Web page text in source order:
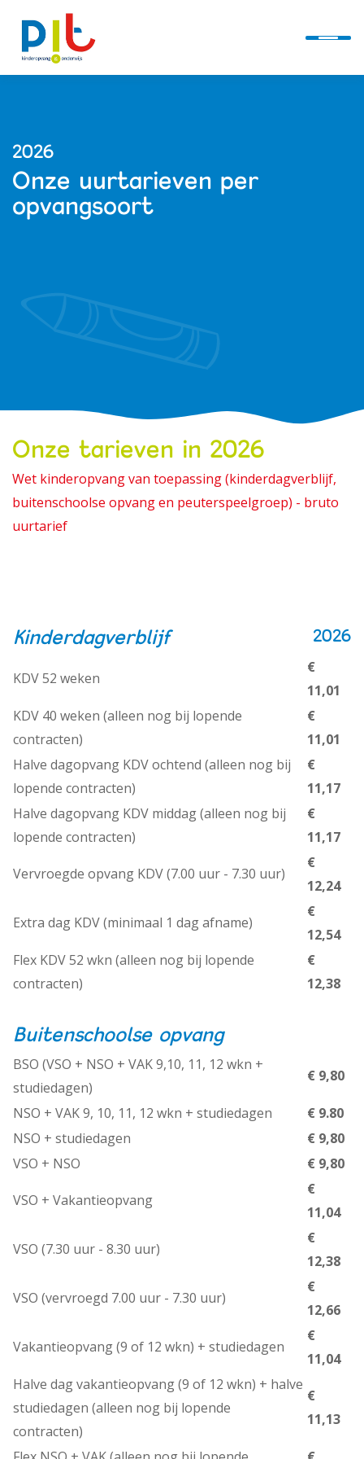
Alles over PIT
Actueel
Werken bij PIT
2026
Onze uurtarieven per
opvangsoort
Onze tarieven in 2026
Wet kinderopvang van toepassing (kinderdagverblijf,
buitenschoolse opvang en peuterspeelgroep) - bruto
uurtarief
Kinderdagverblijf 2026
KDV 52 weken
€
11,01
KDV 40 weken (alleen nog bij lopende
contracten)
€
11,01
Halve dagopvang KDV ochtend (alleen nog bij
lopende contracten)
€
11,17
Halve dagopvang KDV middag (alleen nog bij
lopende contracten)
€
11,17
Vervroegde opvang KDV (7.00 uur - 7.30 uur)
€
12,24
Extra dag KDV (minimaal 1 dag afname)
€
12,54
Flex KDV 52 wkn (alleen nog bij lopende
contracten)
€
12,38
Buitenschoolse opvang
BSO (VSO + NSO + VAK 9,10, 11, 12 wkn +
studiedagen)
€ 9,80
NSO + VAK 9, 10, 11, 12 wkn + studiedagen
€ 9.80
NSO + studiedagen
€ 9,80
VSO + NSO
€ 9,80
VSO + Vakantieopvang
€
11,04
VSO (7.30 uur - 8.30 uur)
€
12,38
VSO (vervroegd 7.00 uur - 7.30 uur)
€
12,66
Vakantieopvang (9 of 12 wkn) + studiedagen
€
11,04
Halve dag vakantieopvang (9 of 12 wkn) + halve
studiedagen (alleen nog bij lopende
contracten)
€
11,13